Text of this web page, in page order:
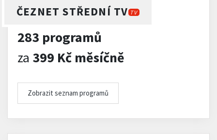
ČEZNET STŘEDNÍ TV TV
283 programů
za 399 Kč měsíčně
Zobrazit seznam programů